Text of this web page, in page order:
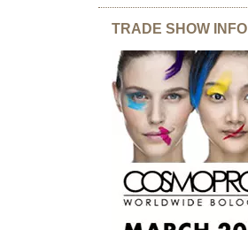
TRADE SHOW INFO